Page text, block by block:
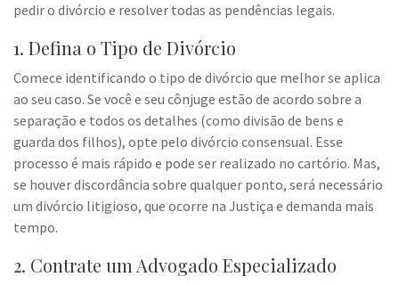
pedir o divórcio e resolver todas as pendências legais.
1. Defina o Tipo de Divórcio
Comece identificando o tipo de divórcio que melhor se aplica
ao seu caso. Se você e seu cônjuge estão de acordo sobre a
separação e todos os detalhes (como divisão de bens e
guarda dos filhos), opte pelo divórcio consensual. Esse
processo é mais rápido e pode ser realizado no cartório. Mas,
se houver discordância sobre qualquer ponto, será necessário
um divórcio litigioso, que ocorre na Justiça e demanda mais
tempo.
2. Contrate um Advogado Especializado